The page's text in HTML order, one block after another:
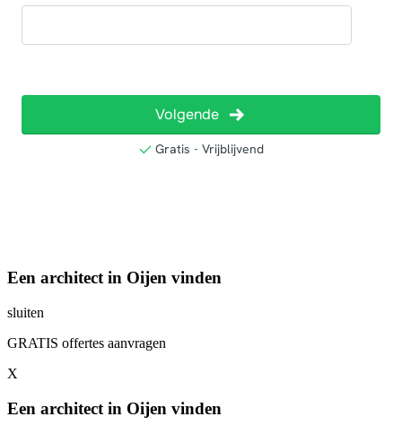
Een architect in Oijen vinden
sluiten
GRATIS offertes aanvragen
X
Een architect in Oijen vinden